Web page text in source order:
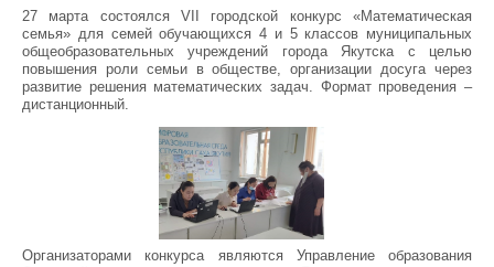
27 марта состоялся VII городской конкурс «Математическая
семья» для семей обучающихся 4 и 5 классов муниципальных
общеобразовательных учреждений города Якутска с целью
повышения роли семьи в обществе, организации досуга через
развитие решения математических задач. Формат проведения –
дистанционный.
Организаторами конкурса являются Управление образования